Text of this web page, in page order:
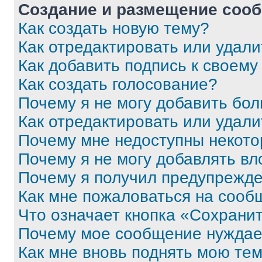
Создание и размещение
Как создать новую тему?
Как отредактировать или
Как добавить подпись к
Как создать голосование?
Почему я не могу добавить
Как отредактировать или
Почему мне недоступны
Почему я не могу добавлять
Почему я получил
Как мне пожаловаться на
Что означает кнопка
Почему мое сообщение
Как мне вновь поднять мою